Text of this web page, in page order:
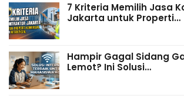
7 Kriteria Memilih Jasa
Jakarta untuk Properti…
Hampir Gagal Sidang
Lemot? Ini Solusi…